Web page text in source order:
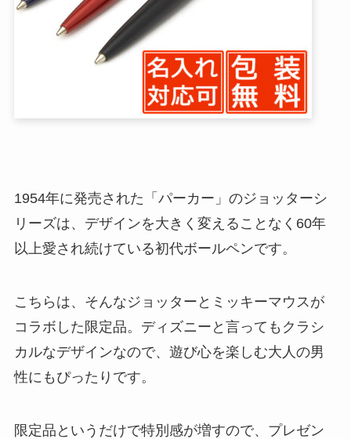
1954年に発売された「パーカー」のジョッターシ
リーズは、デザインを大きく変えることなく60年
以上愛され続けている初代ボールペンです。
こちらは、そんなジョッターとミッキーマウスが
コラボした限定品。ディズニーと言ってもクラシ
カルなデザインなので、遊び心を楽しむ大人の男
性にもぴったりです。
限定品というだけで特別感が増すので、プレゼン